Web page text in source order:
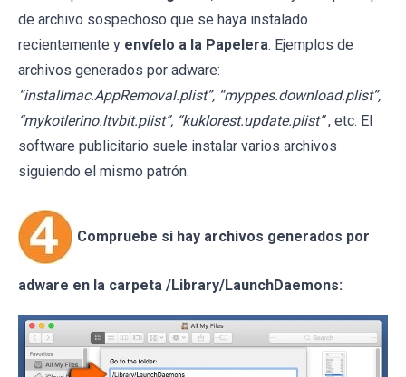
de archivo sospechoso que se haya instalado
recientemente y envíelo a la Papelera. Ejemplos de
archivos generados por adware:
“installmac.AppRemoval.plist”, “myppes.download.plist”,
“mykotlerino.ltvbit.plist”, “kuklorest.update.plist” , etc. El
software publicitario suele instalar varios archivos
siguiendo el mismo patrón.
Compruebe si hay archivos generados por
adware en la carpeta /Library/LaunchDaemons: